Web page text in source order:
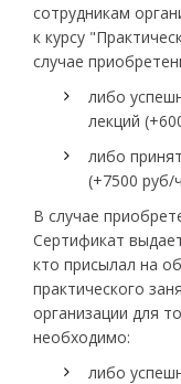
сотрудникам
к курсу
случае
либо
лекций
либо
(+7500 руб/
В случае
Сертификат
кто присылал на
практического
организации для
необходимо:
либо